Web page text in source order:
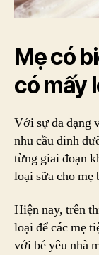
Mẹ có
có mấy
Với sự đa dạng
nhu cầu dinh
từng giai đoạn
loại sữa cho mẹ
Hiện nay, trên
loại để các mẹ
với bé yêu nhà